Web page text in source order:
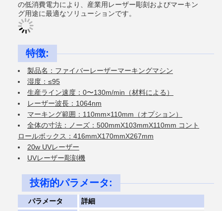
の低消費電力により、産業用レーザー彫刻およびマーキン
グ用途に最適なソリューションです。
特徴:
製品名：ファイバーレーザーマーキングマシン
湿度：≤95
生産ライン速度：0〜130m/min（材料による）
レーザー波長：1064nm
マーキング範囲：110mm×110mm（オプション）
全体の寸法：ノーズ：500mmX103mmX110mm コント
ロールボックス：416mmX170mmX267mm
20w UVレーザー
UVレーザー彫刻機
技術的パラメータ:
パラメータ
詳細